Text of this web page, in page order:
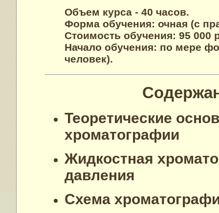
Объем курса - 40 часов.
Форма обучения: очная (с
Стоимость обучения: 95 000
Начало обучения: по мере
человек).
Теоретические
хроматографии
Жидкостная
давления
Схема